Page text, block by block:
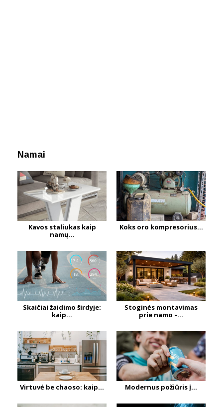
Namai
Kavos staliukas kaip
namų...
Koks oro kompresorius...
Skaičiai žaidimo širdyje:
kaip...
Stoginės montavimas
prie namo –...
Virtuvė be chaoso: kaip... Modernus požiūris į...